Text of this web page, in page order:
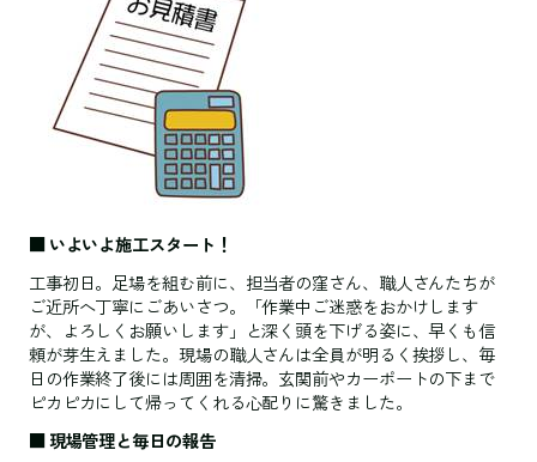
■ いよいよ施工スタート！
工事初日。足場を組む前に、担当者の窪さん、職人さんたちが
ご近所へ丁寧にごあいさつ。「作業中ご迷惑をおかけします
が、よろしくお願いします」と深く頭を下げる姿に、早くも信
頼が芽生えました。現場の職人さんは全員が明るく挨拶し、毎
日の作業終了後には周囲を清掃。玄関前やカーポートの下まで
ピカピカにして帰ってくれる心配りに驚きました。
■ 現場管理と毎日の報告